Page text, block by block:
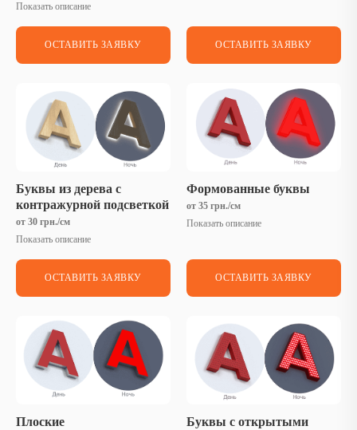
Показать описание
ОСТАВИТЬ ЗАЯВКУ ОСТАВИТЬ ЗАЯВКУ
Буквы из дерева с
контражурной подсветкой
от 30 грн./см
Показать описание
ОСТАВИТЬ ЗАЯВКУ
Формованные буквы
от 35 грн./см
Показать описание
ОСТАВИТЬ ЗАЯВКУ
Плоские
Буквы с открытыми